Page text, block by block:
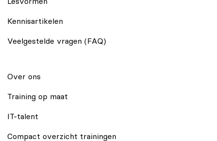
Kennisartikelen
Veelgestelde vragen (FAQ)
Over ons
Training op maat
IT-talent
Compact overzicht trainingen